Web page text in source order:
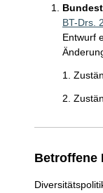
BT-Drs.
Entwurf
1.
2.
Betroffene